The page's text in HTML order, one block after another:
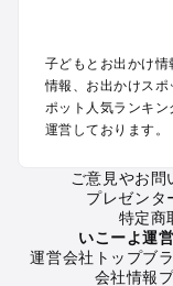
関西のプールおでか
中国･四国のプールお
九州･沖縄のプール
定番お出かけスポ
牧場
子どもとお出かけ
情報、お出かけス
ポット人気ランキン
運営しております。
ご意見やお問
プレゼンタ
特定商
いこーよ運
運営会社トップブ
会社情報